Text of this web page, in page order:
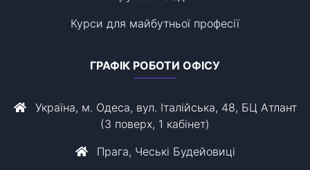
Курси для майбутньої професії
ГРАФІК РОБОТИ ОФІСУ
Україна, м. Одеса, вул. Італійська, 48, БЦ Атлант
(3 поверх, 1 кабінет)
Прага, Чеські Будейовиці